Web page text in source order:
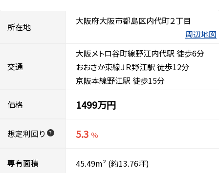
所在地
大阪府大阪市都島区内代町２丁目
周辺地図
交通
大阪メトロ谷町線野江内代駅 徒歩6分
おおさか東線ＪＲ野江駅 徒歩12分
京阪本線野江駅 徒歩15分
価格 1499万円
想定利回り ? 5.3 ％
専有面積 45.49m² (約13.76坪)